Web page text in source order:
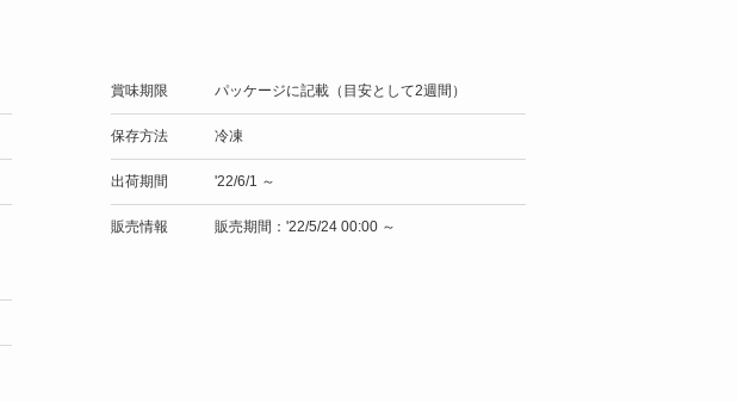
賞味期限 パッケージに記載（目安として2週間）
保存方法 冷凍
出荷期間 '22/6/1 ～
販売情報 販売期間：'22/5/24 00:00 ～